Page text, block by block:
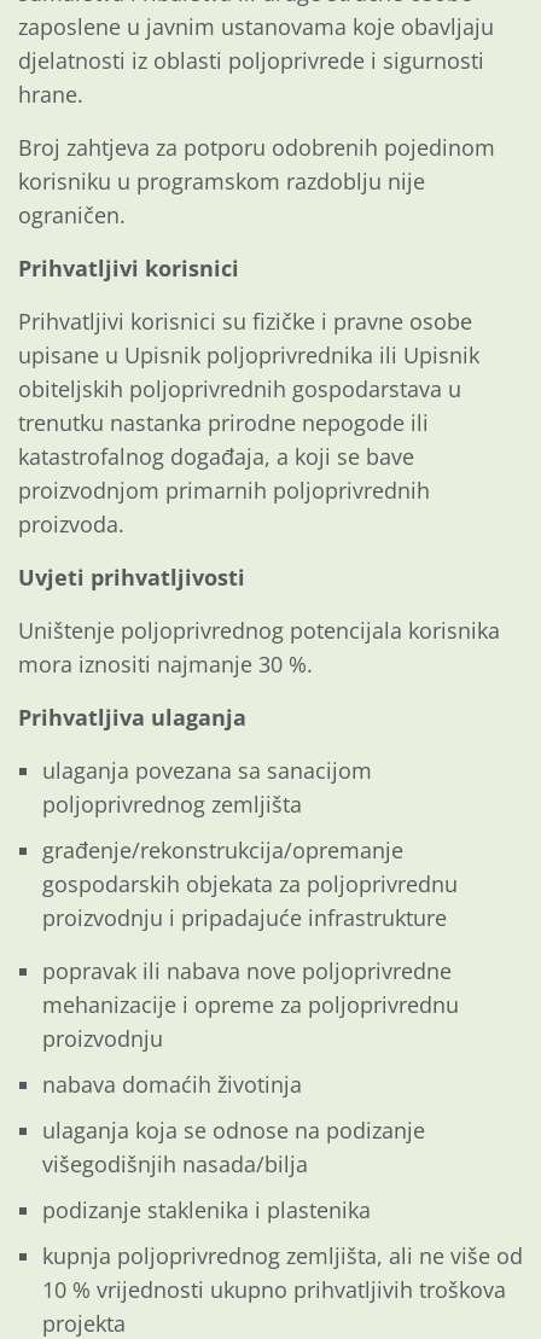
zaposlene u javnim ustanovama koje obavljaju
djelatnosti iz oblasti poljoprivrede i sigurnosti
hrane.
Broj zahtjeva za potporu odobrenih pojedinom
korisniku u programskom razdoblju nije
ograničen.
Prihvatljivi korisnici
Prihvatljivi korisnici su fizičke i pravne osobe
upisane u Upisnik poljoprivrednika ili Upisnik
obiteljskih poljoprivrednih gospodarstava u
trenutku nastanka prirodne nepogode ili
katastrofalnog događaja, a koji se bave
proizvodnjom primarnih poljoprivrednih
proizvoda.
Uvjeti prihvatljivosti
Uništenje poljoprivrednog potencijala korisnika
mora iznositi najmanje 30 %.
Prihvatljiva ulaganja
ulaganja povezana sa sanacijom
poljoprivrednog zemljišta
građenje/rekonstrukcija/opremanje
gospodarskih objekata za poljoprivrednu
proizvodnju i pripadajuće infrastrukture
popravak ili nabava nove poljoprivredne
mehanizacije i opreme za poljoprivrednu
proizvodnju
nabava domaćih životinja
ulaganja koja se odnose na podizanje
višegodišnjih nasada/bilja
podizanje staklenika i plastenika
kupnja poljoprivrednog zemljišta, ali ne više od
10 % vrijednosti ukupno prihvatljivih troškova
projekta